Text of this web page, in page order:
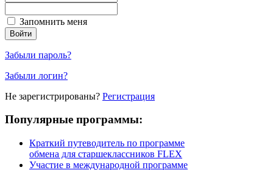
Запомнить меня
Забыли пароль?
Забыли логин?
Не зарегистрированы? Регистрация
Популярные программы:
Краткий путеводитель по программе
обмена для старшеклассников FLEX
Участие в международной программе